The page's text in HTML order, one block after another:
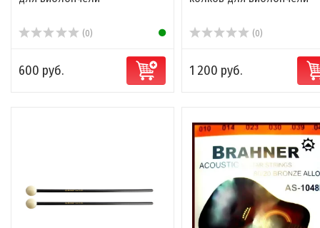
(0)
600 руб.
(0)
1 200 руб.